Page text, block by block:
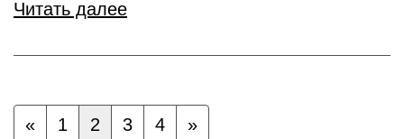
Читать далее
« 1 2 3 4 »